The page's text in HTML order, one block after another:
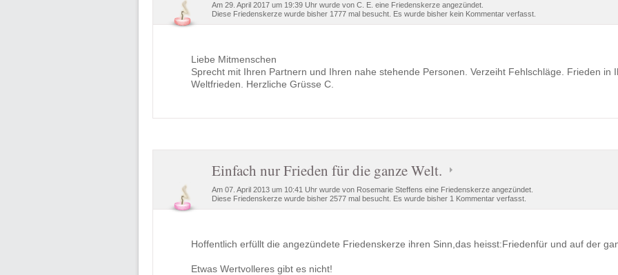
Am 29. April 2017 um 19:39 Uhr wurde von C. E. eine Friedenskerze angezündet.
Diese Friedenskerze wurde bisher 1777 mal besucht. Es wurde bisher kein Kommentar verfasst.
Liebe Mitmenschen
Sprecht mit Ihren Partnern und Ihren nahe stehende Personen. Verzeiht Fehlschläge. Frieden in
Weltfrieden. Herzliche Grüsse C.
Einfach nur Frieden für die ganze Welt.
Am 07. April 2013 um 10:41 Uhr wurde von Rosemarie Steffens eine Friedenskerze angezündet.
Diese Friedenskerze wurde bisher 2577 mal besucht. Es wurde bisher 1 Kommentar verfasst.
Hoffentlich erfüllt die angezündete Friedenskerze ihren Sinn,das heisst:Friedenfür und auf der
Etwas Wertvolleres gibt es nicht!